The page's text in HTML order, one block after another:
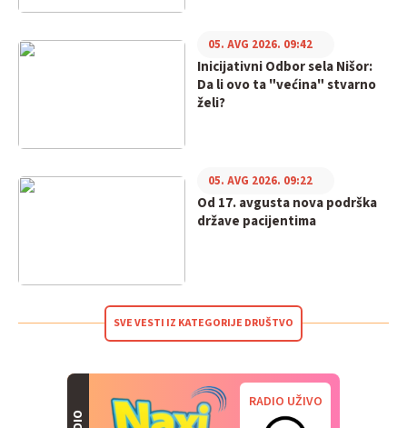
Inicijativni Odbor sela Nišor:
Da li ovo ta "većina" stvarno
želi?
05. AVG 2026. 09:42
Od 17. avgusta nova podrška
države pacijentima
05. AVG 2026. 09:22
SVE VESTI IZ KATEGORIJE DRUŠTVO
RADIO UŽIVO